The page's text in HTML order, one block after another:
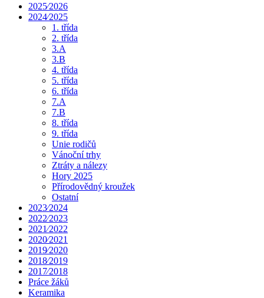
2025⁄2026
2024⁄2025
1. třída
2. třída
3.A
3.B
4. třída
5. třída
6. třída
7.A
7.B
8. třída
9. třída
Unie rodičů
Vánoční trhy
Ztráty a nálezy
Hory 2025
Přírodovědný kroužek
Ostatní
2023⁄2024
2022⁄2023
2021⁄2022
2020⁄2021
2019⁄2020
2018⁄2019
2017⁄2018
Práce žáků
Keramika